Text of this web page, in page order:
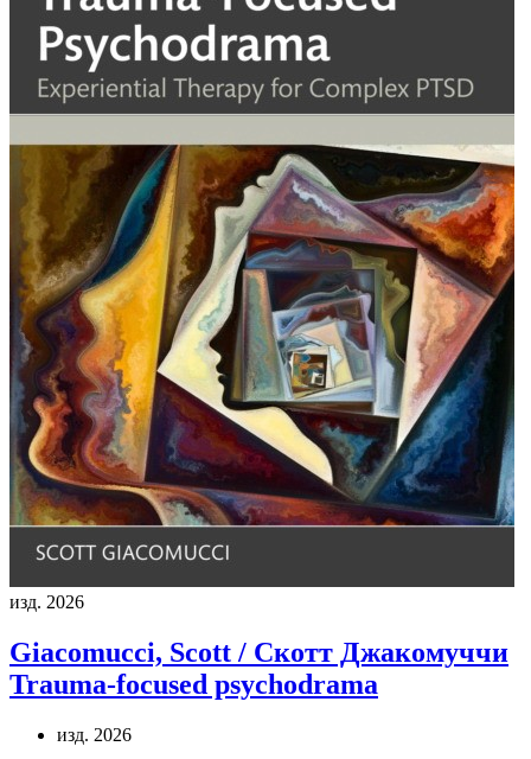
изд. 2026
Giacomucci, Scott / Скотт Джакомуччи
Trauma-focused psychodrama
изд. 2026